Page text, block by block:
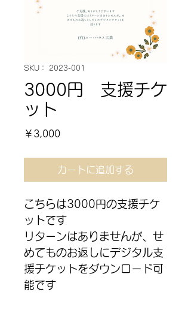
SKU： 2023-001
3000円 支援チケ
ット
￥3,000価
カートに追加する
こちらは3000円の支援チケ
ットです
リターンはありませんが、せ
めてものお返しにデジタル支
援チケットをダウンロード可
能です